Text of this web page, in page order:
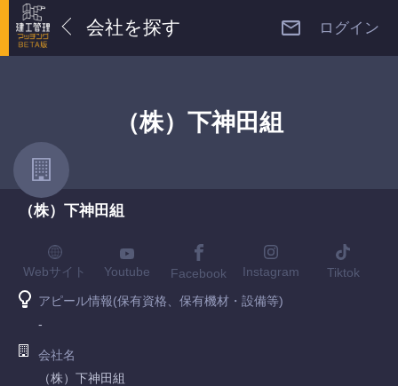
会社を探す ログイン
（株）下神田組
（株）下神田組
Webサイト Youtube Facebook Instagram Tiktok
アピール情報(保有資格、保有機材・設備等)
-
会社名
（株）下神田組